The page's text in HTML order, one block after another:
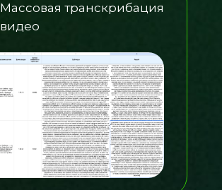
Массовая транскрибация
видео